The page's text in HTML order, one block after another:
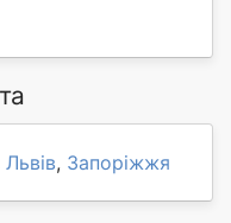
Львів, Запоріжжя